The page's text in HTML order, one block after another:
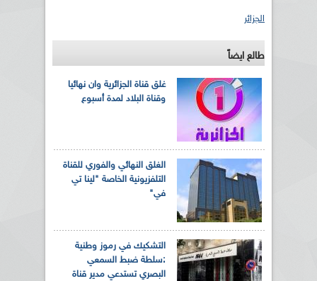
الجزائر
طالع ايضاً
غلق قناة الجزائرية وان نهائيا
وقناة البلاد لمدة أسبوع
الغلق النهائي والفوري للقناة
التلفزيونية الخاصة "لينا تي
في"
التشكيك في رموز وطنية
:سلطة ضبط السمعي
البصري تستدعي مدير قناة